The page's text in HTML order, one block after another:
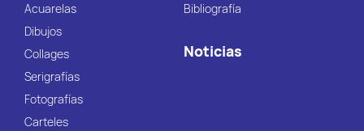
Acuarelas
Dibujos
Collages
Serigrafías
Fotografías
Carteles
Bibliografía
Noticias